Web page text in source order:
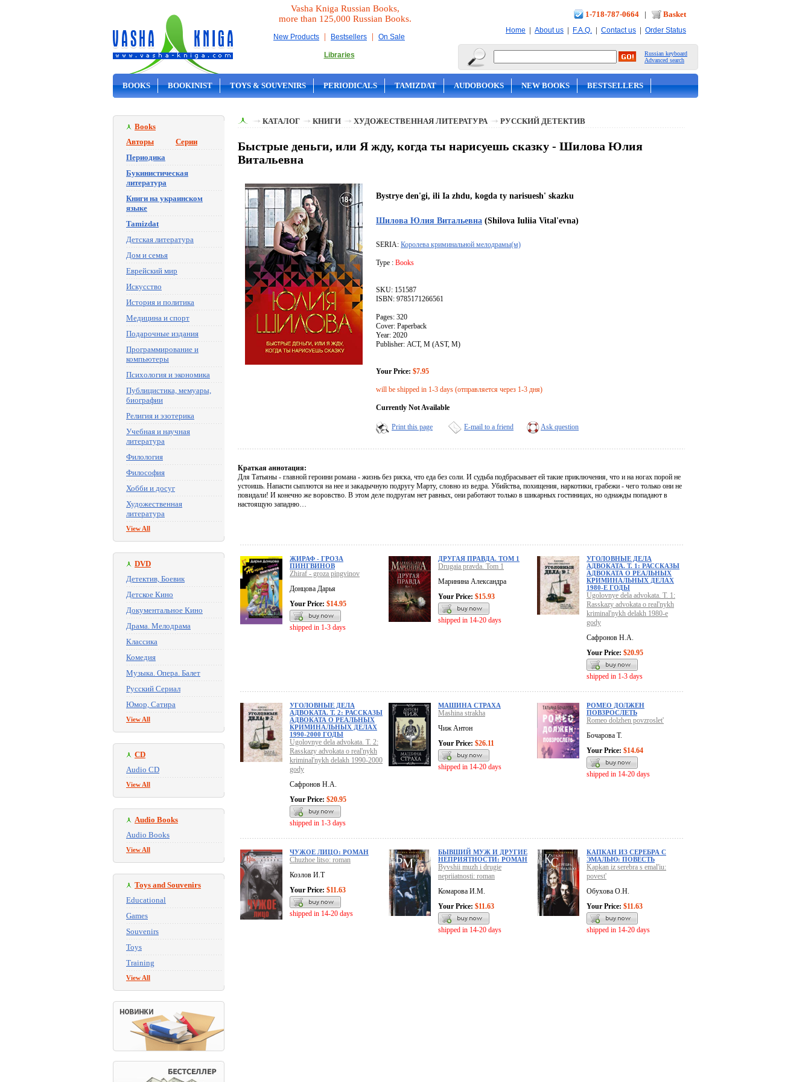
Vasha Kniga Russian Books,
more than 125,000 Russian Books.
New Products | Bestsellers | On Sale
Libraries
1-718-787-0664 | Basket
Home | About us | F.A.Q. | Contact us | Order Status
Russian keyboard
Advanced search
BOOKS BOOKINIST TOYS & SOUVENIRS PERIODICALS TAMIZDAT AUDOBOOKS NEW BOOKS BESTSELLERS
Books
Авторы
Серии
Периодика
Букинистическая
литература
Книги на украинском
языке
Tamizdat
Детская литература
Дом и семья
Еврейский мир
Искусство
История и политика
Медицина и спорт
Подарочные издания
Программирование и
компьютеры
Психология и экономика
Публицистика, мемуары,
биографии
Религия и эзотерика
Учебная и научная
литература
Филология
Философия
Хобби и досуг
Художественная
литература
View All
DVD
Детектив, Боевик
Детское Кино
Документальное Кино
Драма. Мелодрама
Классика
Комедия
Музыка. Опера. Балет
Русский Сериал
Юмор, Сатира
View All
CD
Audio CD
View All
Audio Books
Audio Books
View All
Toys and Souvenirs
Educational
Games
Souvenirs
Toys
Training
View All
КАТАЛОГ КНИГИ ХУДОЖЕСТВЕННАЯ ЛИТЕРАТУРА РУССКИЙ ДЕТЕКТИВ
Быстрые деньги, или Я жду, когда ты нарисуешь сказку - Шилова Юлия
Витальевна
Bystrye den'gi, ili Ia zhdu, kogda ty narisuesh' skazku
Шилова Юлия Витальевна (Shilova Iuliia Vital'evna)
SERIA: Королева криминальной мелодрамы(м)
Type : Books
SKU: 151587
ISBN: 9785171266561
Pages: 320
Cover: Paperback
Year: 2020
Publisher: АСТ, М (AST, M)
Your Price: $7.95
will be shipped in 1-3 days (отправляется через 1-3 дня)
Currently Not Available
Print this page E-mail to a friend Ask question
Краткая аннотация:
Для Татьяны - главной героини романа - жизнь без риска, что еда без соли. И судьба подбрасывает ей такие приключения, что и на ногах порой не
устоишь. Напасти сыплются на нее и закадычную подругу Марту, словно из ведра. Убийства, похищения, наркотики, грабежи - чего только они не
повидали! И конечно же воровство. В этом деле подругам нет равных, они работают только в шикарных гостиницах, но однажды попадают в
настоящую западню…
ЖИРАФ - ГРОЗА
ПИНГВИНОВ
Zhiraf - groza pingvinov
Донцова Дарья
Your Price: $14.95
shipped in 1-3 days
ДРУГАЯ ПРАВДА. ТОМ 1
Drugaia pravda. Tom 1
Маринина Александра
Your Price: $15.93
shipped in 14-20 days
УГОЛОВНЫЕ ДЕЛА
АДВОКАТА. Т. 1: РАССКАЗЫ
АДВОКАТА О РЕАЛЬНЫХ
КРИМИНАЛЬНЫХ ДЕЛАХ
1980-Е ГОДЫ
Ugolovnye dela advokata. T. 1:
Rasskazy advokata o real'nykh
kriminal'nykh delakh 1980-e
gody
Сафронов Н.А.
Your Price: $20.95
shipped in 1-3 days
УГОЛОВНЫЕ ДЕЛА
АДВОКАТА. Т. 2: РАССКАЗЫ
АДВОКАТА О РЕАЛЬНЫХ
КРИМИНАЛЬНЫХ ДЕЛАХ
1990-2000 ГОДЫ
Ugolovnye dela advokata. T. 2:
Rasskazy advokata o real'nykh
kriminal'nykh delakh 1990-2000
gody
Сафронов Н.А.
Your Price: $20.95
shipped in 1-3 days
МАШИНА СТРАХА
Mashina strakha
Чиж Антон
Your Price: $26.11
shipped in 14-20 days
РОМЕО ДОЛЖЕН
ПОВЗРОСЛЕТЬ
Romeo dolzhen povzroslet'
Бочарова Т.
Your Price: $14.64
shipped in 14-20 days
ЧУЖОЕ ЛИЦО: РОМАН
Chuzhoe litso: roman
Козлов И.Т
Your Price: $11.63
shipped in 14-20 days
БЫВШИЙ МУЖ И ДРУГИЕ
НЕПРИЯТНОСТИ: РОМАН
Byvshii muzh i drugie
nepriiatnosti: roman
Комарова И.М.
Your Price: $11.63
shipped in 14-20 days
КАПКАН ИЗ СЕРЕБРА С
ЭМАЛЬЮ: ПОВЕСТЬ
Kapkan iz serebra s emal'iu:
povest'
Обухова О.Н.
Your Price: $11.63
shipped in 14-20 days